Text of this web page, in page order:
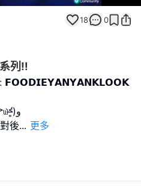
18 0
列‼️
碼: 𝗙𝗢𝗢𝗗𝗜𝗘𝗬𝗔𝗡𝗬𝗔𝗡𝗞𝗟𝗢𝗢𝗞
後... 更多